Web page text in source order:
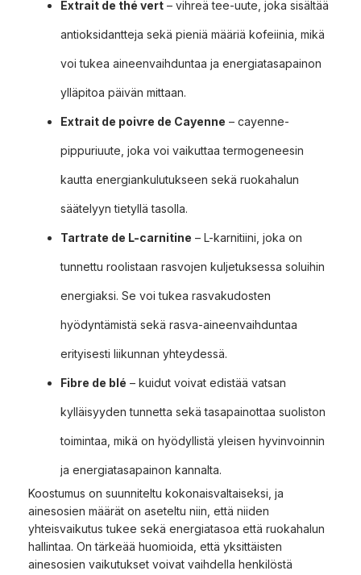
Extrait de thé vert – vihreä tee-uute, joka sisältää
antioksidantteja sekä pieniä määriä kofeiinia, mikä
voi tukea aineenvaihduntaa ja energiatasapainon
ylläpitoa päivän mittaan.
Extrait de poivre de Cayenne – cayenne-
pippuriuute, joka voi vaikuttaa termogeneesin
kautta energiankulutukseen sekä ruokahalun
säätelyyn tietyllä tasolla.
Tartrate de L-carnitine – L-karnitiini, joka on
tunnettu roolistaan rasvojen kuljetuksessa soluihin
energiaksi. Se voi tukea rasvakudosten
hyödyntämistä sekä rasva-aineenvaihduntaa
erityisesti liikunnan yhteydessä.
Fibre de blé – kuidut voivat edistää vatsan
kylläisyyden tunnetta sekä tasapainottaa suoliston
toimintaa, mikä on hyödyllistä yleisen hyvinvoinnin
ja energiatasapainon kannalta.
Koostumus on suunniteltu kokonaisvaltaiseksi, ja
ainesosien määrät on aseteltu niin, että niiden
yhteisvaikutus tukee sekä energiatasoa että ruokahalun
hallintaa. On tärkeää huomioida, että yksittäisten
ainesosien vaikutukset voivat vaihdella henkilöstä